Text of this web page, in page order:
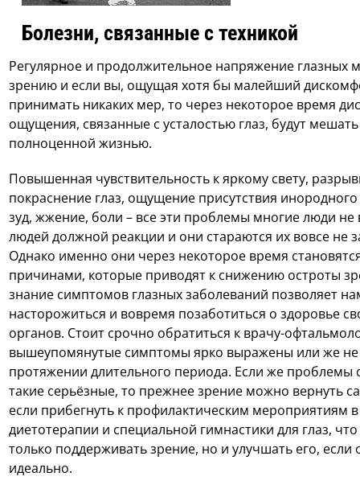
Болезни, связанные с техникой
Регулярное и продолжительное напряжение глазных
зрению и если вы, ощущая хотя бы малейший
принимать никаких мер, то через некоторое время
ощущения, связанные с усталостью глаз, будут
полноценной жизнью.
Повышенная чувствительность к яркому свету,
покраснение глаз, ощущение присутствия инородного
зуд, жжение, боли – все эти проблемы многие люди
людей должной реакции и они стараются их вовсе не
Однако именно они через некоторое время
причинами, которые приводят к снижению остроты
знание симптомов глазных заболеваний позволяет
насторожиться и вовремя позаботиться о здоровье
органов. Стоит срочно обратиться к врачу-
вышеупомянутые симптомы ярко выражены или же не
протяжении длительного периода. Если же проблемы
такие серьёзные, то прежнее зрение можно вернуть
если прибегнуть к профилактическим мероприятиям
диетотерапии и специальной гимнастики для глаз,
только поддерживать зрение, но и улучшать его, если
идеально.